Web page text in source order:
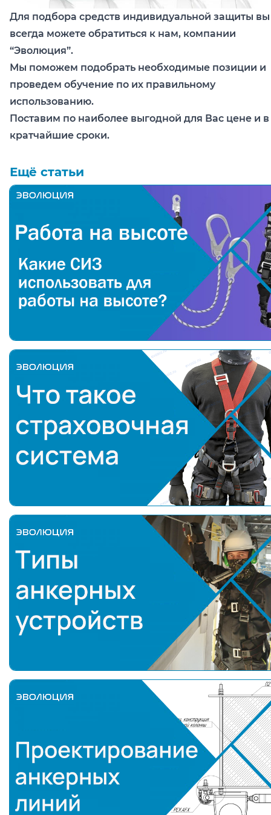
Для подбора средств индивидуальной защиты вы
всегда можете обратиться к нам, компании
“Эволюция”.
Мы поможем подобрать необходимые позиции и
проведем обучение по их правильному
использованию.
Поставим по наиболее выгодной для Вас цене и в
кратчайшие сроки.
Ещё статьи
Какие средства индивидуальной защиты (СИЗ)
Что такое страховочная система
Типы анкерных устройств
Проектирование анкерных линий